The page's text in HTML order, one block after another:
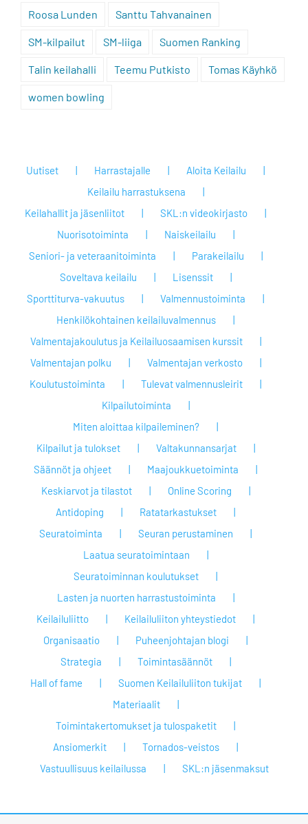
Roosa Lunden Santtu Tahvanainen
SM-kilpailut SM-liiga Suomen Ranking
Talin keilahalli Teemu Putkisto Tomas Käyhkö
women bowling
Uutiset Harrastajalle
Aloita Keilailu
Keilailu harrastuksena
Keilahallit ja jäsenliitot
SKL:n videokirjasto
Nuorisotoiminta
Naiskeilailu
Seniori- ja veteraanitoiminta
Parakeilailu
Soveltava keilailu
Lisenssit
Sporttiturva-vakuutus
Valmennustoiminta
Henkilökohtainen keilailuvalmennus
Valmentajakoulutus ja Keilailuosaamisen kurssit
Valmentajan polku
Valmentajan verkosto
Koulutustoiminta
Tulevat valmennusleirit
Kilpailutoiminta
Miten aloittaa kilpaileminen?
Kilpailut ja tulokset
Valtakunnansarjat
Säännöt ja ohjeet
Maajoukkuetoiminta
Keskiarvot ja tilastot
Online Scoring
Antidoping
Ratatarkastukset
Seuratoiminta
Seuran perustaminen
Laatua seuratoimintaan
Seuratoiminnan koulutukset
Lasten ja nuorten harrastustoiminta
Keilailuliitto
Keilailuliiton yhteystiedot
Organisaatio
Puheenjohtajan blogi
Strategia
Toimintasäännöt
Hall of fame
Suomen Keilailuliiton tukijat
Materiaalit
Toimintakertomukset ja tulospaketit
Ansiomerkit
Tornados-veistos
Vastuullisuus keilailussa
SKL:n jäsenmaksut